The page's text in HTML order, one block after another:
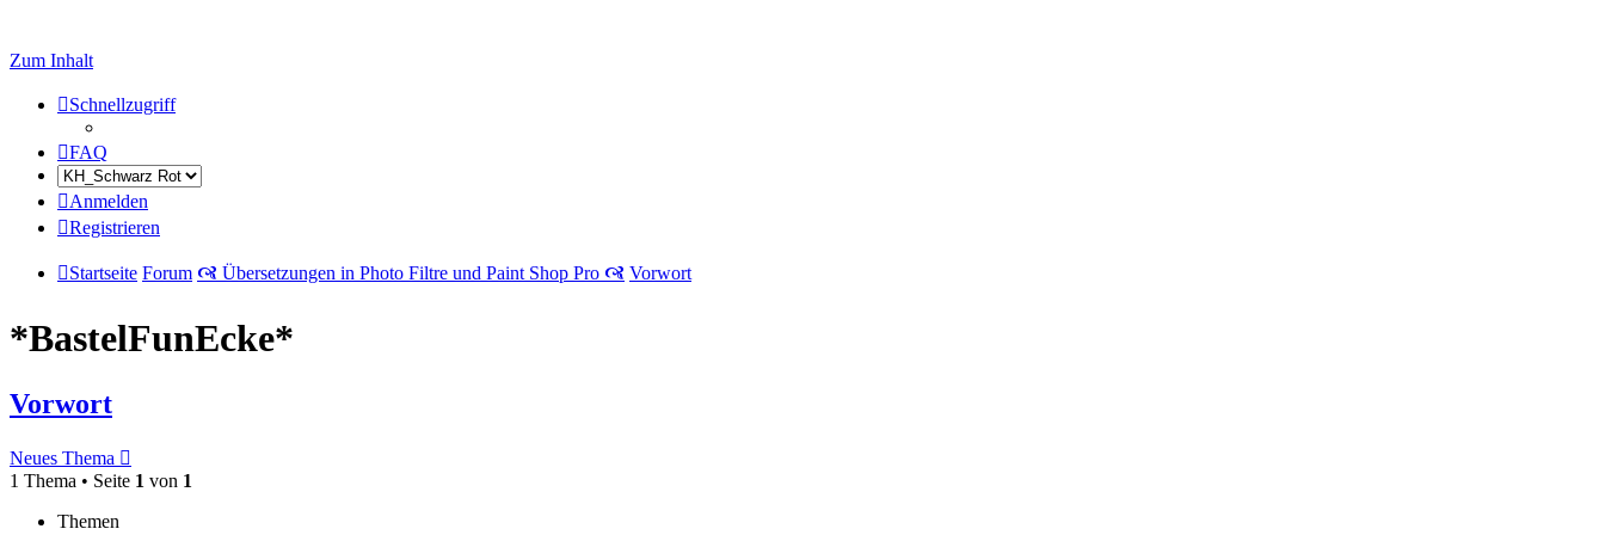
Zum Inhalt
Schnellzugriff
FAQ
Anmelden
Registrieren
Startseite Forum 🙧 Übersetzungen in Photo Filtre und Paint Shop Pro 🙧 Vorwort
*BastelFunEcke*
Vorwort
Neues Thema
1 Thema • Seite 1 von 1
Themen